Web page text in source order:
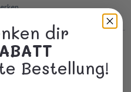
dir
Bestellung!